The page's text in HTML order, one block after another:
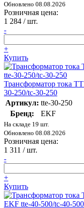
Обновлено 08.08.2026
Розничная цена:
1 284 / шт.
-
+
Купить
Трансформатор тока
30-250/tc-30-250
Артикул: tte-30-250
Бренд:
EKF
На складе 19 шт.
Обновлено 08.08.2026
Розничная цена:
1 311 / шт.
-
+
Купить